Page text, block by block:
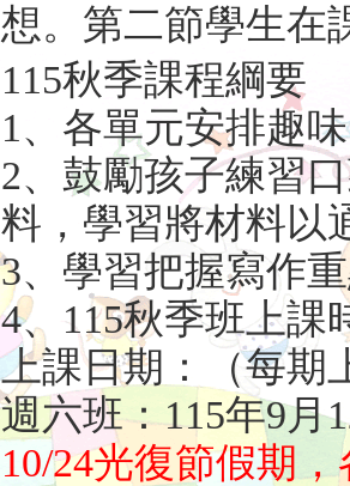
想。第二節學生在
115秋季課程綱要
1、各單元安排趣
2、鼓勵孩子練習
料，學習將材料以
3、學習把握寫作
4、115秋季班上課
上課日期：（每期
週六班：115年9月
10/24光復節假期